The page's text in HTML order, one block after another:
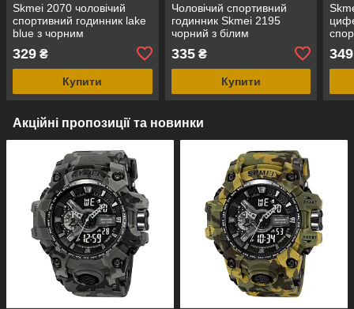
Skmei 2070 чоловічий
спортивний годинник lake
blue з чорним
329 ₴
Купити
Чоловічий спортивний
годинник Skmei 2195
чорний з білим
335₴
Купити
349
Акційні пропозиції та новинки